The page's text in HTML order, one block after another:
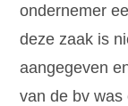
ondernemer
deze zaak is
aangegeven
van de bv was